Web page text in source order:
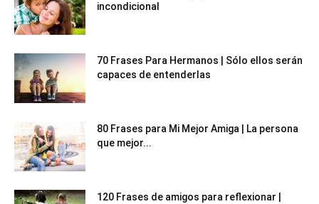
incondicional
70 Frases Para Hermanos | Sólo ellos serán
capaces de entenderlas
80 Frases para Mi Mejor Amiga | La persona
que mejor...
120 Frases de amigos para reflexionar |